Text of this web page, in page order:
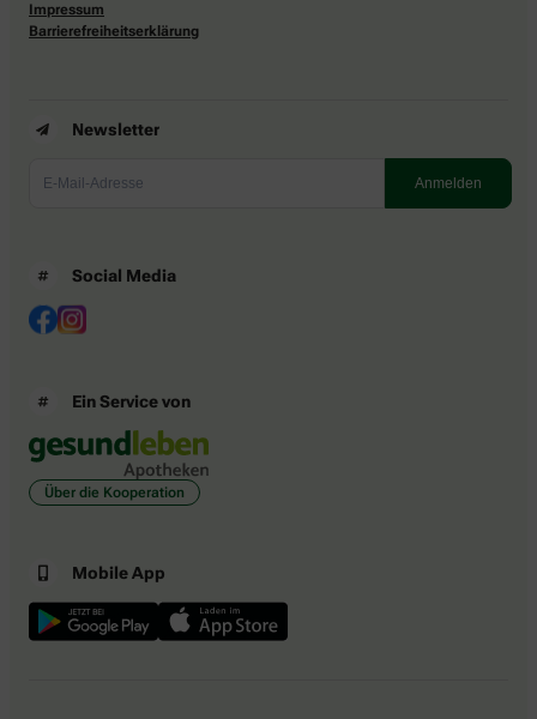
Impressum
Barrierefreiheitserklärung
Newsletter
Social Media
Ein Service von
Über die Kooperation
Mobile App